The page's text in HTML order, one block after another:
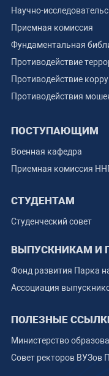
Научно-
Приемная комиссия
Фундаментальная
Противодействие
Противодействие
Противодействия
ПОСТУПАЮЩИМ
Военная кафедра
Приемная комиссия
СТУДЕНТАМ
Студенческий совет
ВЫПУСКНИКАМ И
Фонд развития Парка
Ассоциация
ПОЛЕЗНЫЕ
Министерство
Совет ректоров ВУЗов